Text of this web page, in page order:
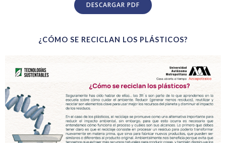
DESCARGAR PDF
¿CÓMO SE RECICLAN LOS PLÁSTICOS?